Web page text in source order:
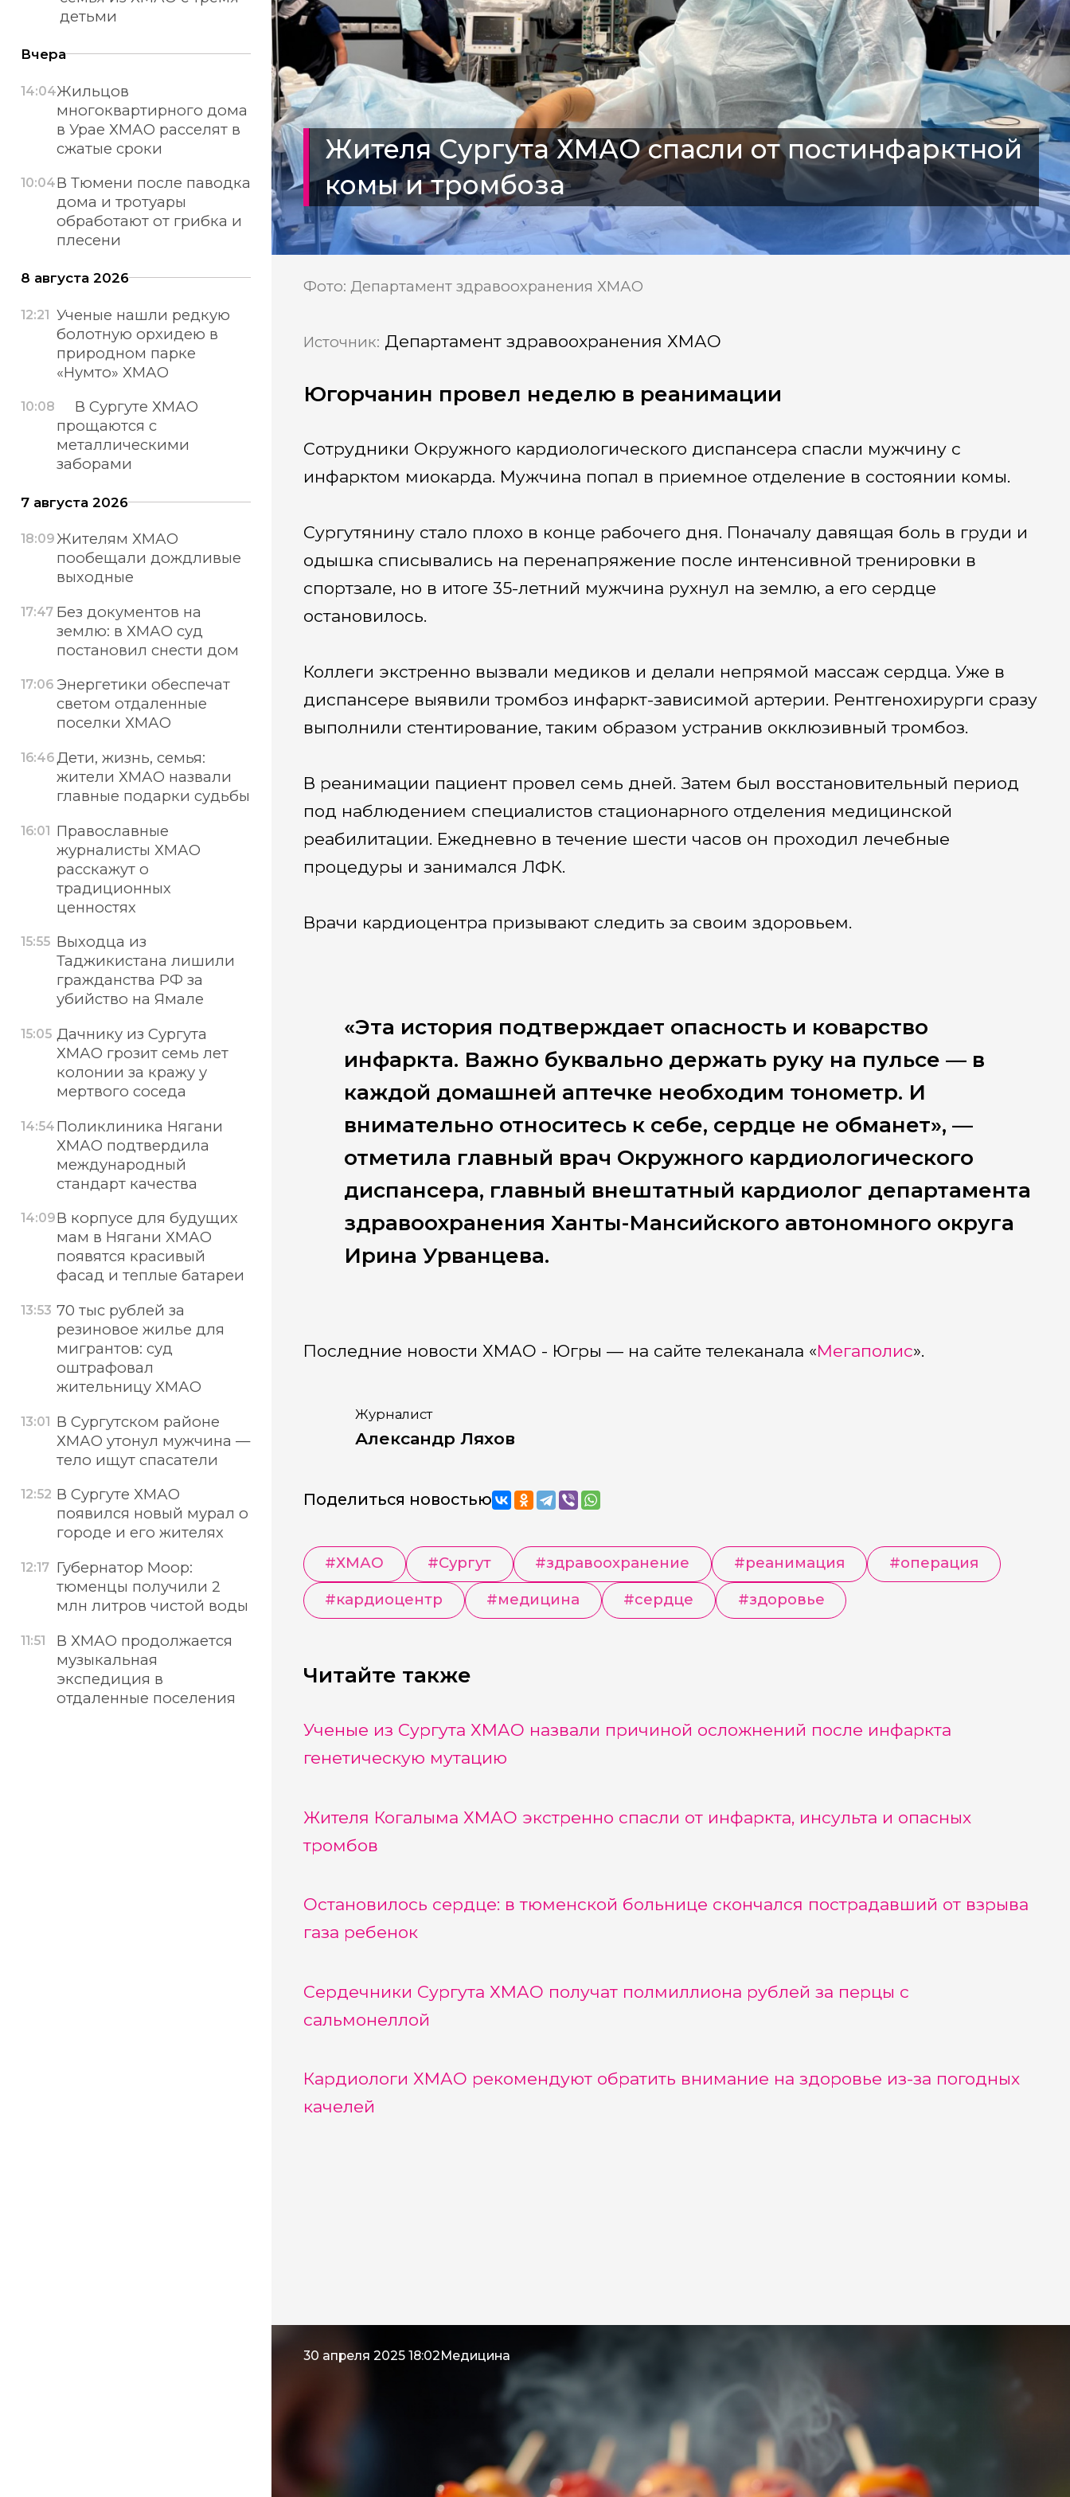
Жителя Сургута ХМАО спасли от постинфарктной
комы и тромбоза
Фото: Департамент здравоохранения ХМАО
Источник: Департамент здравоохранения ХМАО
Югорчанин провел неделю в реанимации
Сотрудники Окружного кардиологического диспансера спасли мужчину с
инфарктом миокарда. Мужчина попал в приемное отделение в состоянии комы.
Сургутянину стало плохо в конце рабочего дня. Поначалу давящая боль в груди и
одышка списывались на перенапряжение после интенсивной тренировки в
спортзале, но в итоге 35-летний мужчина рухнул на землю, а его сердце
остановилось.
Коллеги экстренно вызвали медиков и делали непрямой массаж сердца. Уже в
диспансере выявили тромбоз инфаркт-зависимой артерии. Рентгенохирурги сразу
выполнили стентирование, таким образом устранив окклюзивный тромбоз.
В реанимации пациент провел семь дней. Затем был восстановительный период
под наблюдением специалистов стационарного отделения медицинской
реабилитации. Ежедневно в течение шести часов он проходил лечебные
процедуры и занимался ЛФК.
Врачи кардиоцентра призывают следить за своим здоровьем.
«Эта история подтверждает опасность и коварство
инфаркта. Важно буквально держать руку на пульсе — в
каждой домашней аптечке необходим тонометр. И
внимательно относитесь к себе, сердце не обманет», —
отметила главный врач Окружного кардиологического
диспансера, главный внештатный кардиолог департамента
здравоохранения Ханты-Мансийского автономного округа
Ирина Урванцева.
Последние новости ХМАО - Югры — на сайте телеканала «Мегаполис».
Журналист
Александр Ляхов
Поделиться новостью
#ХМАО #Сургут #здравоохранение #реанимация #операция
#кардиоцентр #медицина #сердце #здоровье
Читайте также
Ученые из Сургута ХМАО назвали причиной осложнений после инфаркта
генетическую мутацию
Жителя Когалыма ХМАО экстренно спасли от инфаркта, инсульта и опасных
тромбов
Остановилось сердце: в тюменской больнице скончался пострадавший от взрыва
газа ребенок
Сердечники Сургута ХМАО получат полмиллиона рублей за перцы с
сальмонеллой
Кардиологи ХМАО рекомендуют обратить внимание на здоровье из-за погодных
качелей
30 апреля 2025 18:02Медицина
детьми
Вчера
14:04Жильцов
многоквартирного дома
в Урае ХМАО расселят в
сжатые сроки
10:04В Тюмени после паводка
дома и тротуары
обработают от грибка и
плесени
8 августа 2026
12:21 Ученые нашли редкую
болотную орхидею в
природном парке
«Нумто» ХМАО
10:08
В Сургуте ХМАО
прощаются с
металлическими
заборами
7 августа 2026
18:09Жителям ХМАО
пообещали дождливые
выходные
17:47 Без документов на
землю: в ХМАО суд
постановил снести дом
17:06 Энергетики обеспечат
светом отдаленные
поселки ХМАО
16:46Дети, жизнь, семья:
жители ХМАО назвали
главные подарки судьбы
16:01 Православные
журналисты ХМАО
расскажут о
традиционных
ценностях
15:55 Выходца из
Таджикистана лишили
гражданства РФ за
убийство на Ямале
15:05 Дачнику из Сургута
ХМАО грозит семь лет
колонии за кражу у
мертвого соседа
14:54 Поликлиника Нягани
ХМАО подтвердила
международный
стандарт качества
14:09В корпусе для будущих
мам в Нягани ХМАО
появятся красивый
фасад и теплые батареи
13:53 70 тыс рублей за
резиновое жилье для
мигрантов: суд
оштрафовал
жительницу ХМАО
13:01 В Сургутском районе
ХМАО утонул мужчина —
тело ищут спасатели
12:52 В Сургуте ХМАО
появился новый мурал о
городе и его жителях
12:17 Губернатор Моор:
тюменцы получили 2
млн литров чистой воды
11:51
В ХМАО продолжается
музыкальная
экспедиция в
отдаленные поселения